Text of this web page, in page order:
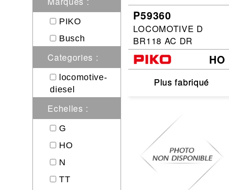
Circuit slot
Voie
Digital
Decors
Figurine
Alimentation
Accesoire
PIKO
Busch
Categories :
locomotive-
diesel
Echelles :
G
HO
N
TT
P59360
LOCOMOTIVE D
BR118 AC DR
HO
Plus fabriqué
Plus fabriqué